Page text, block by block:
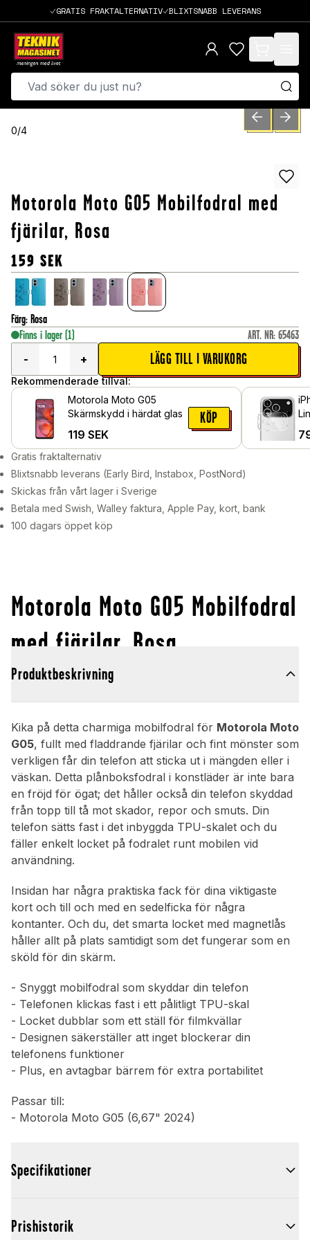
GRATIS FRAKTALTERNATIV BLIXTSNABB LEVERANS
items in cart,
0/4 PREVIOUSNEXT
Motorola Moto G05 Mobilfodral med
fjärilar, Rosa
159 SEK
Färg: Rosa
Finns i lager (1) ART. NR: 65463
-
+ LÄGG TILL I VARUKORG
Rekommenderade tillval:
Motorola Moto G05
Skärmskydd i härdat glas
119 SEK
KÖP
Gratis fraktalternativ
Blixtsnabb leverans (Early Bird, Instabox, PostNord)
Skickas från vårt lager i Sverige
Betala med Swish, Walley faktura, Apple Pay, kort, bank
100 dagars öppet köp
Motorola Moto G05 Mobilfodral
med fjärilar, Rosa
Produktbeskrivning
Kika på detta charmiga mobilfodral för Motorola Moto
G05, fullt med fladdrande fjärilar och fint mönster som
verkligen får din telefon att sticka ut i mängden eller i
väskan. Detta plånboksfodral i konstläder är inte bara
en fröjd för ögat; det håller också din telefon skyddad
från topp till tå mot skador, repor och smuts. Din
telefon sätts fast i det inbyggda TPU-skalet och du
fäller enkelt locket på fodralet runt mobilen vid
användning.
Insidan har några praktiska fack för dina viktigaste
kort och till och med en sedelficka för några
kontanter. Och du, det smarta locket med magnetlås
håller allt på plats samtidigt som det fungerar som en
sköld för din skärm.
- Snyggt mobilfodral som skyddar din telefon
- Telefonen klickas fast i ett pålitligt TPU-skal
- Locket dubblar som ett ställ för filmkvällar
- Designen säkerställer att inget blockerar din
telefonens funktioner
- Plus, en avtagbar bärrem för extra portabilitet
Passar till:
- Motorola Moto G05 (6,67" 2024)
Specifikationer
Prishistorik